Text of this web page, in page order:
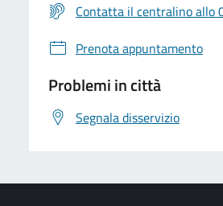
Contatta il centralino allo
Prenota appuntamento
Problemi in città
Segnala disservizio